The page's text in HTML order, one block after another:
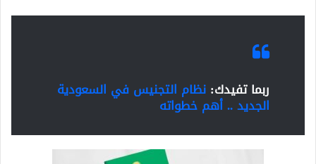
ربما تفيدك: نظام التجنيس في السعودية
الجديد .. أهم خطواته